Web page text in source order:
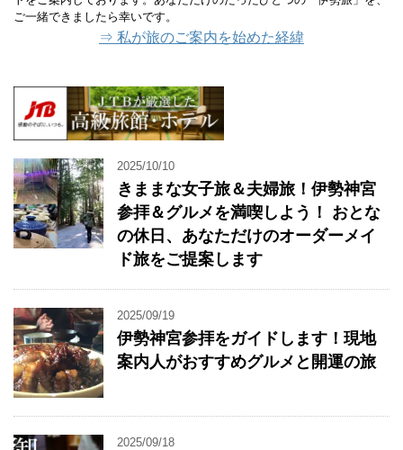
ご一緒できましたら幸いです。
⇒ 私が旅のご案内を始めた経緯
2025/10/10
きままな女子旅＆夫婦旅！伊勢神宮
参拝＆グルメを満喫しよう！ おとな
の休日、あなただけのオーダーメイ
ド旅をご提案します
2025/09/19
伊勢神宮参拝をガイドします！現地
案内人がおすすめグルメと開運の旅
2025/09/18